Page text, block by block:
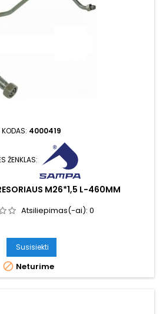
KODAS: 4000419
ŽENKLAS:
M26*1,5 L-460MM
Atsiliepimas(-ai): 0
Susisiekti
 Neturime